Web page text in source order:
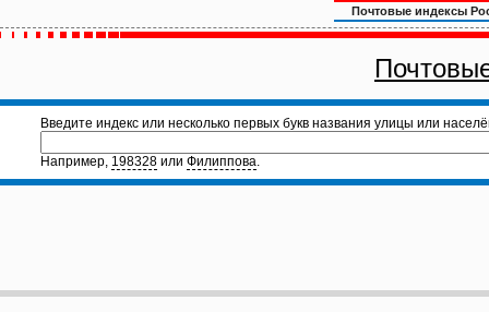
Почтовые индексы
Введите индекс или несколько первых букв названия улицы или
Например, 198328 или Филиппова.